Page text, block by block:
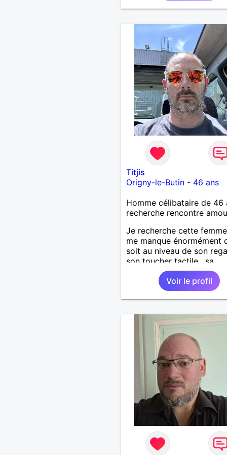
Titjis
Origny-le-Butin- 46 ans
Homme célibataire de 46
recherche rencontre
Je recherche cette
me manque énormément
soit au niveau de son
son toucher tactile , sa
simplicité , sa douceur
ces défauts et ses
une relation pérenne
Voir le profil